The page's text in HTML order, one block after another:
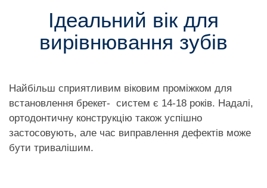
Ідеальний вік для
вирівнювання зубів
Найбільш сприятливим віковим проміжком для
встановлення брекет- систем є 14-18 років. Надалі,
ортодонтичну конструкцію також успішно
застосовують, але час виправлення дефектів може
бути тривалішим.